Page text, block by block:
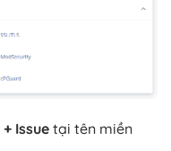
+ Issue tại tên miền